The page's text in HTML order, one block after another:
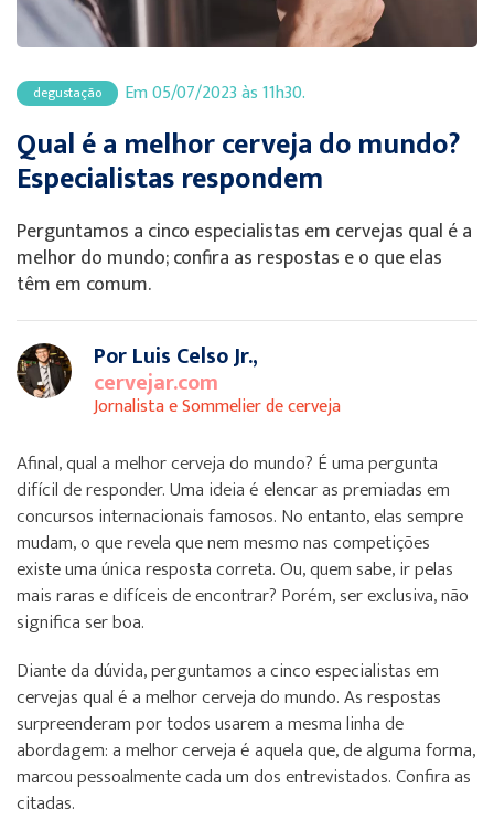
degustação Em 05/07/2023 às 11h30.
Qual é a melhor cerveja do mundo?
Especialistas respondem
Perguntamos a cinco especialistas em cervejas qual é a
melhor do mundo; confira as respostas e o que elas
têm em comum.
Por Luis Celso Jr.,
cervejar.com
Jornalista e Sommelier de cerveja
Afinal, qual a melhor cerveja do mundo? É uma pergunta
difícil de responder. Uma ideia é elencar as premiadas em
concursos internacionais famosos. No entanto, elas sempre
mudam, o que revela que nem mesmo nas competições
existe uma única resposta correta. Ou, quem sabe, ir pelas
mais raras e difíceis de encontrar? Porém, ser exclusiva, não
significa ser boa.
Diante da dúvida, perguntamos a cinco especialistas em
cervejas qual é a melhor cerveja do mundo. As respostas
surpreenderam por todos usarem a mesma linha de
abordagem: a melhor cerveja é aquela que, de alguma forma,
marcou pessoalmente cada um dos entrevistados. Confira as
citadas.